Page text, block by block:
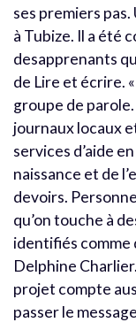
ses premiers
à Tubize. Il a été
desapprenants
de Lire et écrire.
groupe de
journaux locaux
services d’aide
naissance et de
devoirs.
qu’on touche à
identifiés comme
Delphine
projet compte
passer le